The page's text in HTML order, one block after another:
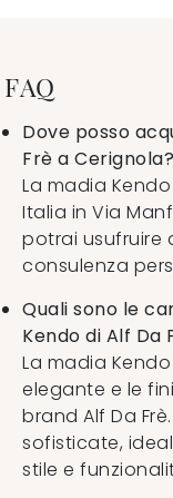
FAQ
Dove posso
Frè a Cerignola?
La madia
Italia in Via
potrai usufruire
consulenza
Quali sono le
Kendo di Alf Da
La madia
elegante e le
brand Alf Da
sofisticate,
stile e